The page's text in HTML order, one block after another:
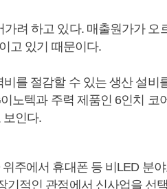
려 하고 있다. 매출원가가 오
고 있기 때문이다.
를 절감할 수 있는 생산 설비
노텍과 주력 제품인 6인치 코
보인다.
주에서 휴대폰 등 비LED 분야
기적인 관점에서 신사업을 선